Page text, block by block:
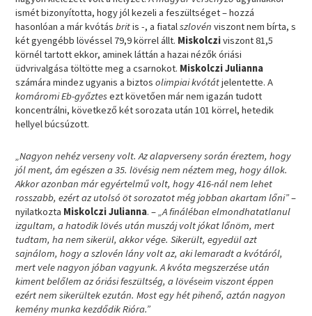
ismét bizonyította, hogy jól kezeli a feszültséget – hozzá
hasonlóan a már kvótásbritis -, a fiatalszlovén viszont nem bírta, s
két gyengébb lövéssel 79,9 körrel állt. Miskolcziviszont 81,5
körnél tartott ekkor, aminek láttán a hazai nézők óriási
üdvrivalgása töltötte meg a csarnokot. Miskolczi Julianna
számára mindez ugyanis a biztosolimpiai kvótátjelentette. A
komáromi Eb-győztesezt követően már nem igazán tudott
koncentrálni, következő két sorozata után 101 körrel, hetedik
hellyel búcsúzott.
„Nagyon nehéz verseny volt. Az alapverseny során éreztem, hogy
jól ment, ám egészen a 35. lövésig nem néztem meg, hogy állok.
Akkor azonban már egyértelmű volt, hogy 416-nál nem lehet
rosszabb, ezért az utolsó öt sorozatot még jobban akartam lőni”–
nyilatkozta Miskolczi Julianna. –„A fináléban elmondhatatlanul
izgultam, a hatodik lövés után muszáj volt jókat lőnöm, mert
tudtam, ha nem sikerül, akkor vége. Sikerült, egyedül azt
sajnálom, hogy a szlovén lány volt az, aki lemaradt a kvótáról,
mert vele nagyon jóban vagyunk. A kvóta megszerzése után
kiment belőlem az óriási feszültség, a lövéseim viszont éppen
ezért nem sikerültek ezután. Most egy hét pihenő, aztán nagyon
kemény munka kezdődik Rióra.”